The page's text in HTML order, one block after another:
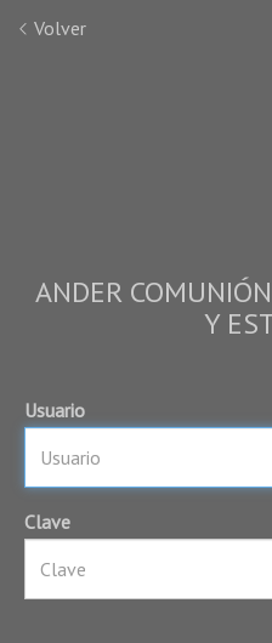
Volver
ANDER
Y
Usuario
Clave